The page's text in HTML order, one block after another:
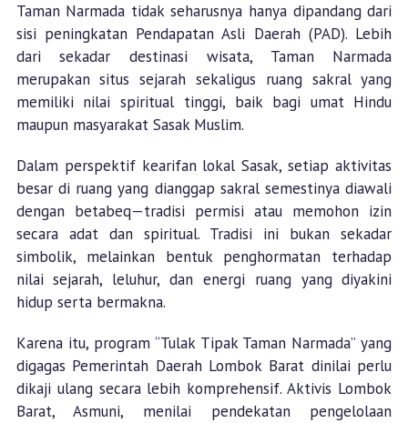
Taman Narmada tidak seharusnya hanya dipandang dari
sisi peningkatan Pendapatan Asli Daerah (PAD). Lebih
dari sekadar destinasi wisata, Taman Narmada
merupakan situs sejarah sekaligus ruang sakral yang
memiliki nilai spiritual tinggi, baik bagi umat Hindu
maupun masyarakat Sasak Muslim.
Dalam perspektif kearifan lokal Sasak, setiap aktivitas
besar di ruang yang dianggap sakral semestinya diawali
dengan betabeq—tradisi permisi atau memohon izin
secara adat dan spiritual. Tradisi ini bukan sekadar
simbolik, melainkan bentuk penghormatan terhadap
nilai sejarah, leluhur, dan energi ruang yang diyakini
hidup serta bermakna.
Karena itu, program “Tulak Tipak Taman Narmada” yang
digagas Pemerintah Daerah Lombok Barat dinilai perlu
dikaji ulang secara lebih komprehensif. Aktivis Lombok
Barat, Asmuni, menilai pendekatan pengelolaan